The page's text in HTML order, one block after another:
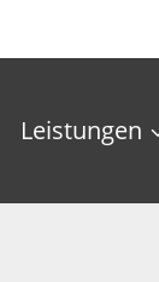
Leistungen